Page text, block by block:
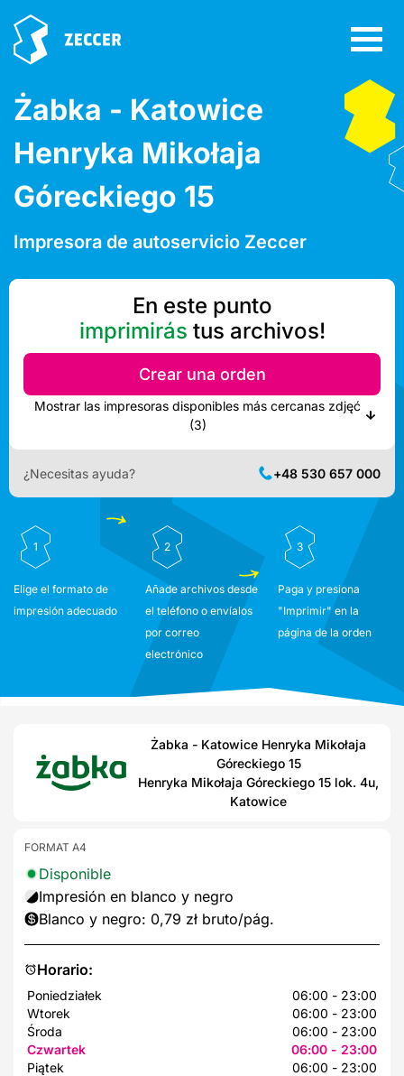
Żabka - Katowice
Henryka Mikołaja
Góreckiego 15
Impresora de autoservicio Zeccer
En este punto
imprimirás tus archivos!
Crear una orden
Mostrar las impresoras disponibles más cercanas zdjęć
(3)
¿Necesitas ayuda? +48 530 657 000
1
Elige el formato de
impresión adecuado
2
Añade archivos desde
el teléfono o envíalos
por correo
electrónico
3
Paga y presiona
"Imprimir" en la
página de la orden
Żabka - Katowice Henryka Mikołaja
Góreckiego 15
Henryka Mikołaja Góreckiego 15 lok. 4u,
Katowice
Horario:
Poniedziałek
06:00 - 23:00
Wtorek
06:00 - 23:00
Środa
06:00 - 23:00
Czwartek
06:00 - 23:00
Piątek
06:00 - 23:00
FORMAT A4
Disponible
Impresión en blanco y negro
Blanco y negro: 0,79 zł bruto/pág.